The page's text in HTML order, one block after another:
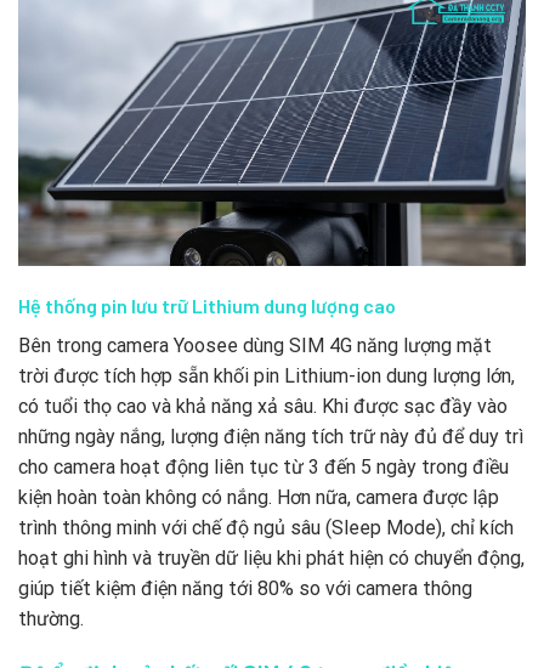
Hệ thống pin lưu trữ Lithium dung lượng cao
Bên trong camera Yoosee dùng SIM 4G năng lượng mặt
trời được tích hợp sẵn khối pin Lithium-ion dung lượng lớn,
có tuổi thọ cao và khả năng xả sâu. Khi được sạc đầy vào
những ngày nắng, lượng điện năng tích trữ này đủ để duy trì
cho camera hoạt động liên tục từ 3 đến 5 ngày trong điều
kiện hoàn toàn không có nắng. Hơn nữa, camera được lập
trình thông minh với chế độ ngủ sâu (Sleep Mode), chỉ kích
hoạt ghi hình và truyền dữ liệu khi phát hiện có chuyển động,
giúp tiết kiệm điện năng tới 80% so với camera thông
thường.